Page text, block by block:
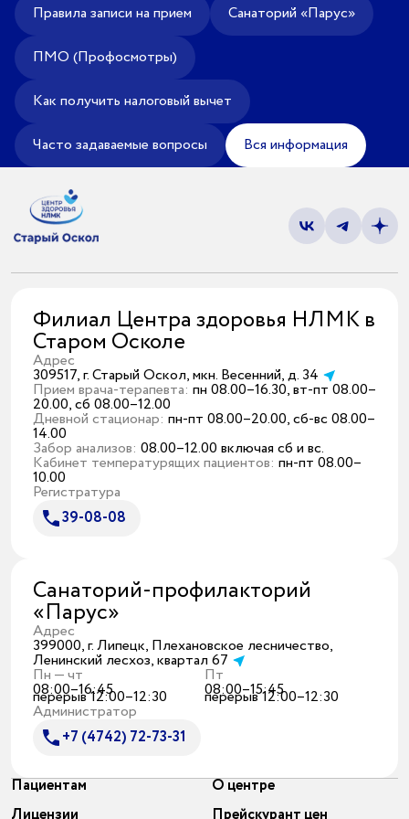
Санаторий-профилакторий
399000, г. Липецк, Плехановское лесничество,
Ленинский лесхоз, квартал 67
Понедельник — четверг
08:00–16:45
перерыв 12:00–12:30
Пятница
08:00–15:45
перерыв 12:00–12:30
Администратор
Версия для слабовидящих
Правила записи на прием Санаторий «Парус»
ПМО (Профосмотры)
Как получить налоговый вычет
Часто задаваемые вопросы Вся информация
Филиал Центра здоровья НЛМК в
Старом Осколе
Адрес
309517, г. Старый Оскол, мкн. Весенний, д. 34
Прием врача-терапевта: пн 08.00–16.30, вт-пт 08.00–
20.00, сб 08.00–12.00
Дневной стационар: пн-пт 08.00–20.00, сб-вс 08.00–
14.00
Забор анализов: 08.00–12.00 включая сб и вс.
Кабинет температурящих пациентов: пн-пт 08.00–
10.00
Регистратура
39-08-08
Санаторий-профилакторий
«Парус»
Адрес
399000, г. Липецк, Плехановское лесничество,
Ленинский лесхоз, квартал 67
Пн — чт
08:00–16:45
перерыв 12:00–12:30
Пт
08:00–15:45
перерыв 12:00–12:30
Администратор
+7 (4742) 72-73-31
Пациентам
О центре